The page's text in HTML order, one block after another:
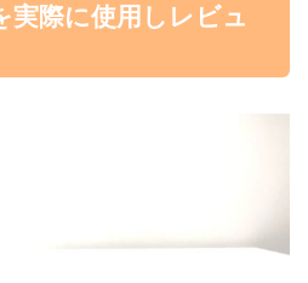
実際に使用しレビュ